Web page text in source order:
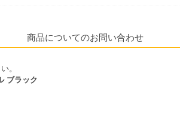
商品についてのお問い合わせ
。
ブラック